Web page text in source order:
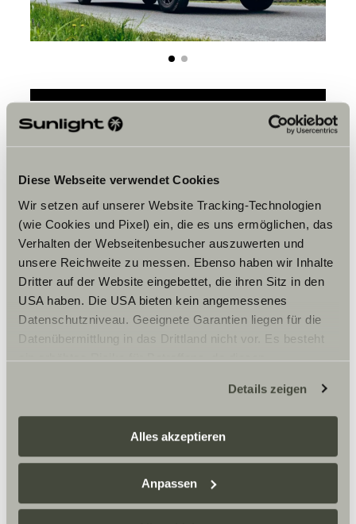
Diese Webseite verwendet Cookies
Wir setzen auf unserer Website Tracking-Technologien
(wie Cookies und Pixel) ein, die es uns ermöglichen, das
Verhalten der Webseitenbesucher auszuwerten und
unsere Reichweite zu messen. Ebenso haben wir Inhalte
Dritter auf der Website eingebettet, die ihren Sitz in den
USA haben. Die USA bieten kein angemessenes
Datenschutzniveau. Geeignete Garantien liegen für die
Datenübermittlung in das Drittland nicht vor. Es besteht
ein erhöhtes Risiko für Betroffene, da diesen
zustehen. Eingesetzte Dienstleister können Daten für
eigene Zwecke verarbeiten und mit anderen Daten
zusammenführen. Weitere Informationen finden Sie hier:
Datenschutzerklärung
einzelne Cookies/Dienste in den Einstellungen aus,
erteilen Sie uns Ihre Einwilligung zur Verarbeitung Ihrer
Details zeigen
Alles akzeptieren
Anpassen
Gast-Caravaning-Bausch GmbH ist dein Sunlight
Händler in Riederich und offizieller Partner für
Vermietung und Service rund um dein nächstes
Öffnungszeiten
FAHRZEUGVERKAUF
Montag – Freitag:
Cookies, um die Inhalte zu sehen.
Cookie-Einstellungen